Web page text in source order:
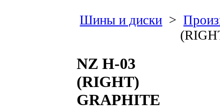
Шины и диски >
NZ H-03
(RIGHT)
GRAPHITE